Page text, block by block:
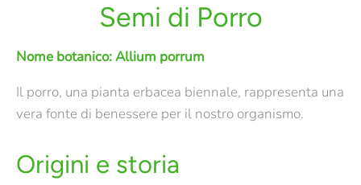
Semi di Porro
Nome botanico: Allium porrum
Il porro, una pianta erbacea biennale, rappresenta una
vera fonte di benessere per il nostro organismo.
Origini e storia